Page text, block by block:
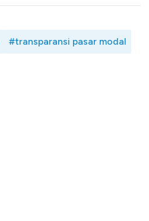
#transparansi pasar modal